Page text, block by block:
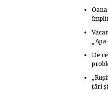
De
țări